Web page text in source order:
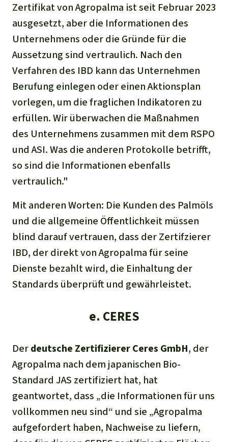
Zertifikat von Agropalma ist seit Februar 2023
ausgesetzt, aber die Informationen des
Unternehmens oder die Gründe für die
Aussetzung sind vertraulich. Nach den
Verfahren des IBD kann das Unternehmen
Berufung einlegen oder einen Aktionsplan
vorlegen, um die fraglichen Indikatoren zu
erfüllen. Wir überwachen die Maßnahmen
des Unternehmens zusammen mit dem RSPO
und ASI. Was die anderen Protokolle betrifft,
so sind die Informationen ebenfalls
vertraulich."
Mit anderen Worten: Die Kunden des Palmöls
und die allgemeine Öffentlichkeit müssen
blind darauf vertrauen, dass der Zertifzierer
IBD, der direkt von Agropalma für seine
Dienste bezahlt wird, die Einhaltung der
Standards überprüft und gewährleistet.
e. CERES
Derdeutsche ZertifiziererCeres GmbH, der
Agropalma nach dem japanischen Bio-
Standard JAS zertifiziert hat, hat
geantwortet, dass „die Informationenfüruns
vollkommen neu sind“ und sie „Agropalma
aufgefordert haben, Nachweise zu liefern,